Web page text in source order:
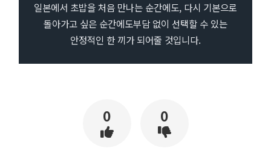
일본에서 초밥을 처음 만나는 순간에도, 다시 기본으로
돌아가고 싶은 순간에도부담 없이 선택할 수 있는
안정적인 한 끼가 되어줄 것입니다.
0 0